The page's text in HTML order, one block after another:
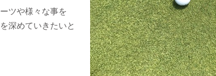
ツや様々な事を
深めていきたいと